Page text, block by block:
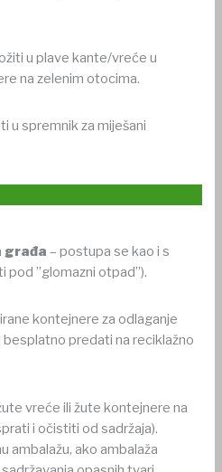
u plave kante/vreće u
na zelenim otocima.
u spremnik za miješani
građa – postupa se kao i s
pod ”glomazni otpad”).
kontejnere za odlaganje
besplatno predati na reciklažno
vreće ili žute kontejnere na
i očistiti od sadržaja).
ambalažu, ako ambalaža